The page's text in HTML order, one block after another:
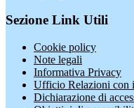
Sezione Link Utili
Cookie policy
Note legali
Informativa Privacy
Ufficio Relazioni con
Dichiarazione di